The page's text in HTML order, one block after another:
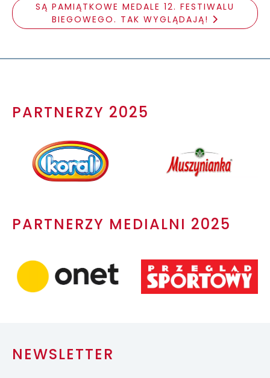
SĄ PAMIĄTKOWE MEDALE 12. FESTIWALU
BIEGOWEGO. TAK WYGLĄDAJĄ!
PARTNERZY 2025
PARTNERZY MEDIALNI 2025
NEWSLETTER